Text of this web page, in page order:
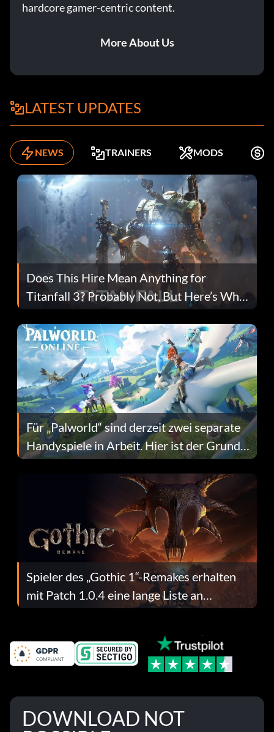
hardcore gamer-centric content.
More About Us
LATEST UPDATES
NEWS TRAINERS MODS
Does This Hire Mean Anything for
Titanfall 3? Probably Not, But Here’s Why
Fans Are Hopeful
Für „Palworld“ sind derzeit zwei separate
Handyspiele in Arbeit. Hier ist der Grund
dafür.
Spieler des „Gothic 1“-Remakes erhalten
mit Patch 1.0.4 eine lange Liste an
Fehlerbehebungen
DOWNLOAD NOT